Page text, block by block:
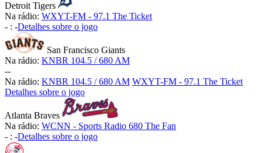
Detroit Tigers
Na rádio: WXYT-FM - 97.1 The Ticket
- : -Detalhes sobre o jogo
San Francisco Giants
Na rádio: KNBR 104.5 / 680 AM
--
Na rádio: KNBR 104.5 / 680 AM WXYT-FM - 97.1 The Ticket
Detalhes sobre o jogo
Atlanta Braves
Na rádio: WCNN - Sports Radio 680 The Fan
- : -Detalhes sobre o jogo